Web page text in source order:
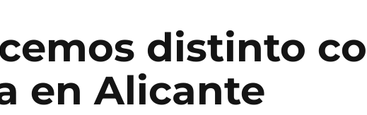
distinto
enAlicante